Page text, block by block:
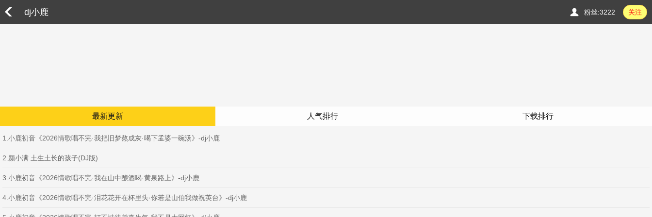
dj小鹿 关注
粉丝:3222
最新更新 人气排行 下载排行
1.小鹿初音《2026情歌唱不完·我把旧梦熬成灰·喝下孟婆一碗汤》-dj小鹿
2.颜小满 土生土长的孩子(DJ版)
3.小鹿初音《2026情歌唱不完·我在山中酿酒喝·黄泉路上》-dj小鹿
4.小鹿初音《2026情歌唱不完·泪花花开在杯里头·你若是山伯我做祝英台》-dj小鹿